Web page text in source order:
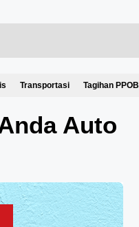
Transportasi Tagihan PPOB
Auto